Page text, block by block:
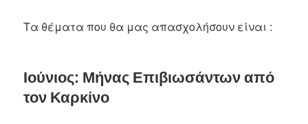
Τα θέματα που θα μας απασχολήσουν είναι :
Ιούνιος: Μήνας Επιβιωσάντων από
τον Καρκίνο